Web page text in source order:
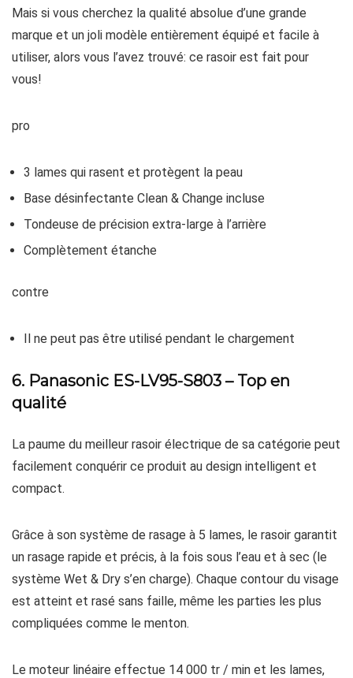
Mais si vous cherchez la qualité absolue d’une grande
marque et un joli modèle entièrement équipé et facile à
utiliser, alors vous l’avez trouvé: ce rasoir est fait pour
vous!
pro
3 lames qui rasent et protègent la peau
Base désinfectante Clean & Change incluse
Tondeuse de précision extra-large à l’arrière
Complètement étanche
contre
Il ne peut pas être utilisé pendant le chargement
6. Panasonic ES-LV95-S803 – Top en
qualité
La paume du meilleur rasoir électrique de sa catégorie peut
facilement conquérir ce produit au design intelligent et
compact.
Grâce à son système de rasage à 5 lames, le rasoir garantit
un rasage rapide et précis, à la fois sous l’eau et à sec (le
système Wet & Dry s’en charge). Chaque contour du visage
est atteint et rasé sans faille, même les parties les plus
compliquées comme le menton.
Le moteur linéaire effectue 14 000 tr / min et les lames,